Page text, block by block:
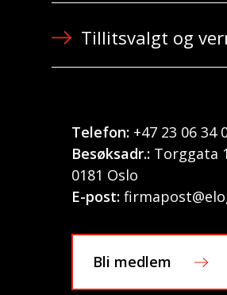
Tillitsvalgt og
Telefon:+47 23 06 34
Besøksadr.:Torggata
0181 Oslo
E-post:
Bli medlem